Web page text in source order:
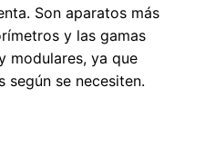
Son aparatos más
y las gamas
modulares, ya que
según se necesiten.